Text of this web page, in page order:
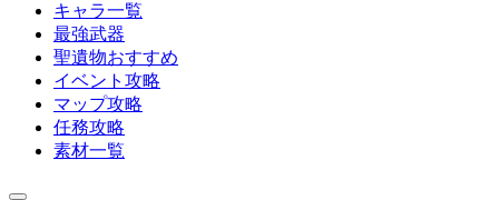
キャラ一覧
最強武器
聖遺物おすすめ
イベント攻略
マップ攻略
任務攻略
素材一覧